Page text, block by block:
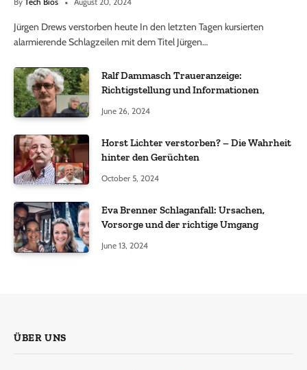
Jürgen Drews verstorben heute In den letzten Tagen kursierten
alarmierende Schlagzeilen mit dem Titel Jürgen…
Ralf Dammasch Traueranzeige:
Richtigstellung und Informationen
June 26, 2024
Horst Lichter verstorben? – Die Wahrheit
hinter den Gerüchten
October 5, 2024
Eva Brenner Schlaganfall: Ursachen,
Vorsorge und der richtige Umgang
June 13, 2024
ÜBER UNS